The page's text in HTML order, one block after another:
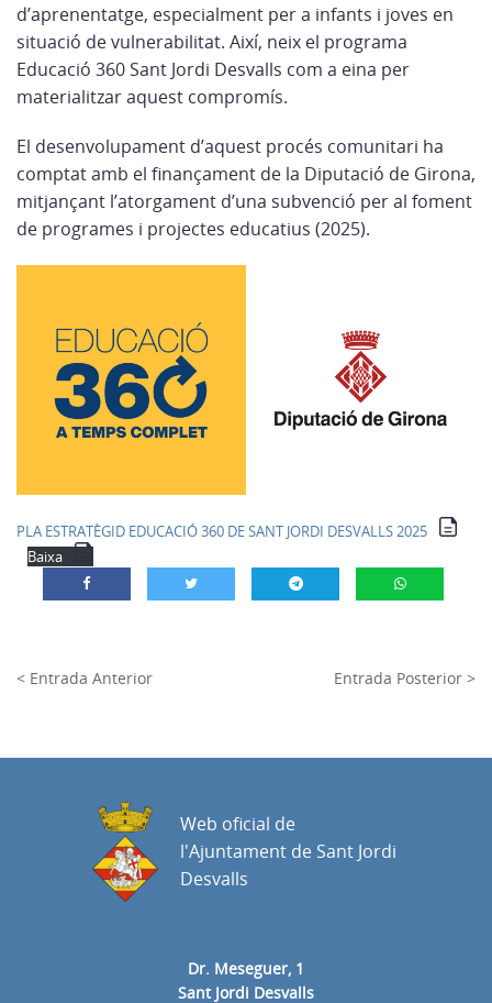
d’aprenentatge, especialment per a infants i joves en
situació de vulnerabilitat. Així, neix el programa
Educació 360 Sant Jordi Desvalls com a eina per
materialitzar aquest compromís.
El desenvolupament d’aquest procés comunitari ha
comptat amb el finançament de la Diputació de Girona,
mitjançant l’atorgament d’una subvenció per al foment
de programes i projectes educatius (2025).
PLA ESTRATÈGID EDUCACIÓ 360 DE SANT JORDI DESVALLS 2025
Baixa
< Entrada Anterior Entrada Posterior >
Dr. Meseguer, 1
Sant Jordi Desvalls
Web oficial de
l'Ajuntament de Sant Jordi
Desvalls